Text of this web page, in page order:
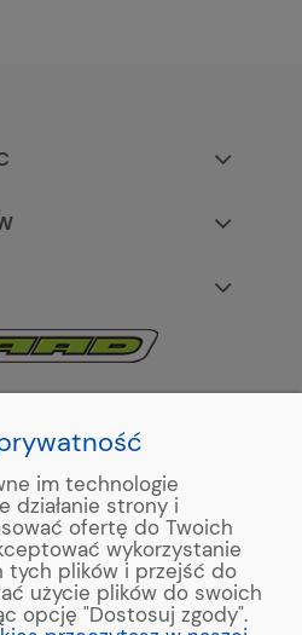
2
Tuchola
Zaginarki - Producent Maszyn
im technologie
działanie strony i
ofertę do Twoich
wykorzystanie
tych plików i przejść do
użycie plików do swoich
opcję "Dostosuj zgody".